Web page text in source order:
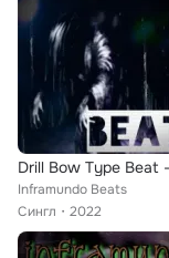
Inframundo Beats
Сингл
2022